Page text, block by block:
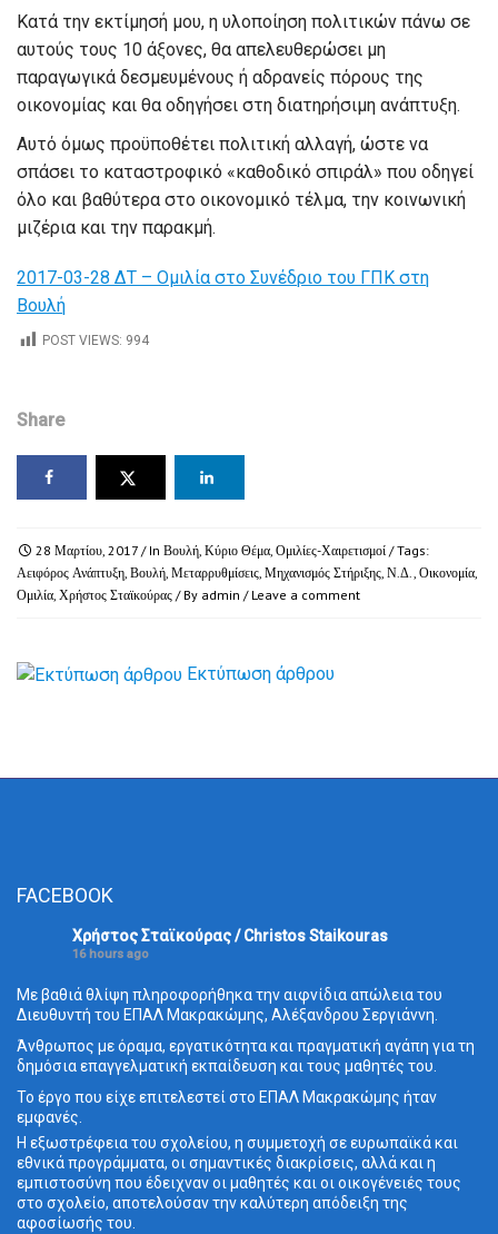
Κατά την εκτίμησή μου, η υλοποίηση πολιτικών πάνω σε
αυτούς τους 10 άξονες, θα απελευθερώσει μη
παραγωγικά δεσμευμένους ή αδρανείς πόρους της
οικονομίας και θα οδηγήσει στη διατηρήσιμη ανάπτυξη.
Αυτό όμως προϋποθέτει πολιτική αλλαγή, ώστε να
σπάσει το καταστροφικό «καθοδικό σπιράλ» που οδηγεί
όλο και βαθύτερα στο οικονομικό τέλμα, την κοινωνική
μιζέρια και την παρακμή.
2017-03-28 ΔΤ – Ομιλία στο Συνέδριο του ΓΠΚ στη
Βουλή
POST VIEWS: 994
Share
28 Μαρτίου, 2017 / In Βουλή, Κύριο Θέμα, Ομιλίες-Χαιρετισμοί / Tags:
Αειφόρος Ανάπτυξη, Βουλή, Μεταρρυθμίσεις, Μηχανισμός Στήριξης, Ν.Δ., Οικονομία,
Ομιλία, Χρήστος Σταϊκούρας / By admin / Leave a comment
Εκτύπωση άρθρου
FACEBOOK
Χρήστος Σταϊκούρας / Christos Staikouras
16 hours ago
Με βαθιά θλίψη πληροφορήθηκα την αιφνίδια απώλεια του
Διευθυντή του ΕΠΑΛ Μακρακώμης, Αλέξανδρου Σεργιάννη.
Άνθρωπος με όραμα, εργατικότητα και πραγματική αγάπη για τη
δημόσια επαγγελματική εκπαίδευση και τους μαθητές του.
Το έργο που είχε επιτελεστεί στο ΕΠΑΛ Μακρακώμης ήταν
εμφανές.
Η εξωστρέφεια του σχολείου, η συμμετοχή σε ευρωπαϊκά και
εθνικά προγράμματα, οι σημαντικές διακρίσεις, αλλά και η
εμπιστοσύνη που έδειχναν οι μαθητές και οι οικογένειές τους
στο σχολείο, αποτελούσαν την καλύτερη απόδειξη της
αφοσίωσής του.